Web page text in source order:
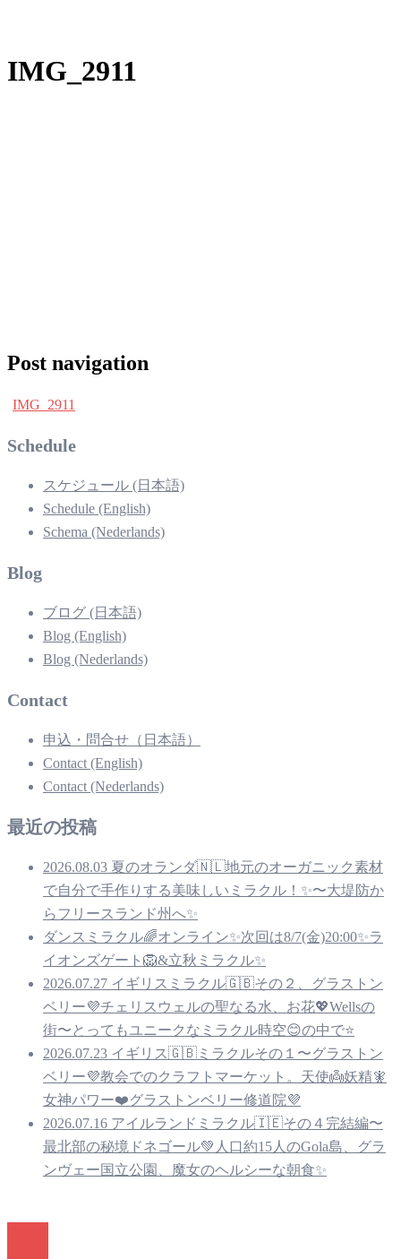
IMG_2911
Post navigation
IMG_2911
Schedule
スケジュール (日本語)
Schedule (English)
Schema (Nederlands)
Blog
ブログ (日本語)
Blog (English)
Blog (Nederlands)
Contact
申込・問合せ（日本語）
Contact (English)
Contact (Nederlands)
最近の投稿
2026.08.03 夏のオランダ🇳🇱地元のオーガニック素材
で自分で手作りする美味しいミラクル！✨〜大堤防か
らフリースランド州へ✨
ダンスミラクル🌈オンライン✨次回は8/7(金)20:00✨ラ
イオンズゲート🦁&立秋ミラクル✨
2026.07.27 イギリスミラクル🇬🇧その２、グラストン
ベリー💜チェリスウェルの聖なる水、お花💖Wellsの
街〜とってもユニークなミラクル時空😊の中で⭐️
2026.07.23 イギリス🇬🇧ミラクルその１〜グラストン
ベリー💜教会でのクラフトマーケット。天使👼妖精🧚
女神パワー❤️グラストンベリー修道院💜
2026.07.16 アイルランドミラクル🇮🇪その４完結編〜
最北部の秘境ドネゴール💚人口約15人のGola島、グラ
ンヴェー国立公園、魔女のヘルシーな朝食✨